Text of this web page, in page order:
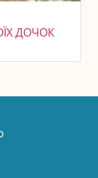
ДОЧОК